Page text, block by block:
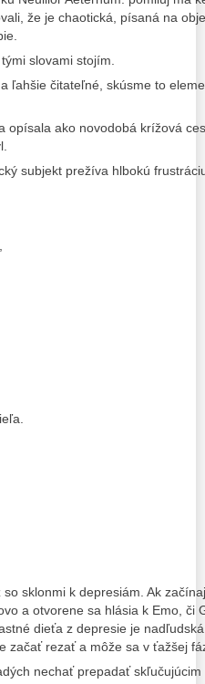
že je chaotická, písaná na
slovami stojím.
ľahšie čitateľné, skúsme to
opísala ako novodobá krížová
subjekt prežíva hlbokú
sklonmi k depresiám. Ak
a otvorene sa hlásia k Emo, či
dieťa z depresie je
začať rezať a môže sa v ťažšej
nechať prepadať